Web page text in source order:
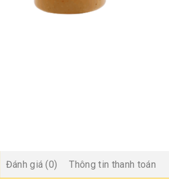
Đánh giá (0) Thông tin thanh toán